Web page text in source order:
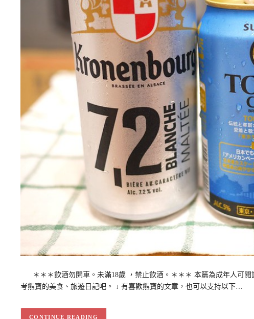
＊＊＊飲酒勿開車。未滿18歲 ，禁止飲酒。＊＊＊ 本篇為成年人可閱
考熊寶的美食、旅遊日記吧。 ↓ 有喜歡熊寶的文章，也可以支持以下…
CONTINUE READING